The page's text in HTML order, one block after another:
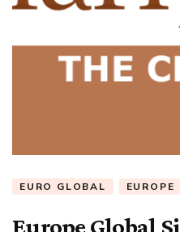
EURO GLOBAL EUROPE
Europe Global